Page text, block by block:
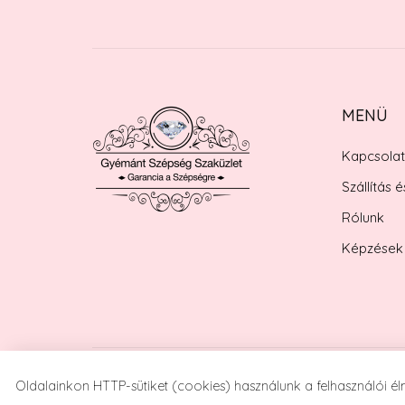
MENÜ
Kapcsolat
Szállítás
Rólunk
Képzések
Copyright © www.gyemantszepseg.hu. Minden jog
Oldalainkon HTTP-sütiket (cookies) használunk a felhasználói